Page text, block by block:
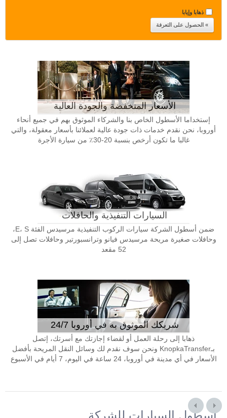
ذهابا وإيابا
الأسعار المنخفضة والجودة العالية
إستخداما الأسطول الخاص بنا والشركاء الموثوق بهم في جميع أنحاء
أوروبا، نحن نقدم خدمات ذات جودة عالية لعملائنا بأسعار معقولة، والتي
غالبا ما تكون أرخص بنسبة 20-30٪ من سيارة الأجرة
السيارات التنفيذية والحافلات
ضمن أسطول الشركة سيارات الركوب التنفيذية مرسيدس الفئة E، S،
وحافلات صغيرة مريحة مرسيدس فيانو وترانسبورتير وحافلات تصل إلى
52 مقعد
شريكك الموثوق به في أوروبا 24/7
ذهابا إلى رحلة العمل أو لقضاء إجازتك مع أسرتك، إتصل
بـKnopkaTransfer ونحن سوف نقدم لك وسائل النقل المريحة بأفضل
الأسعار في أي مدينة في أوروبا، 24 ساعة في اليوم، 7 أيام في الأسبوع
أسطول السيارات للشركة